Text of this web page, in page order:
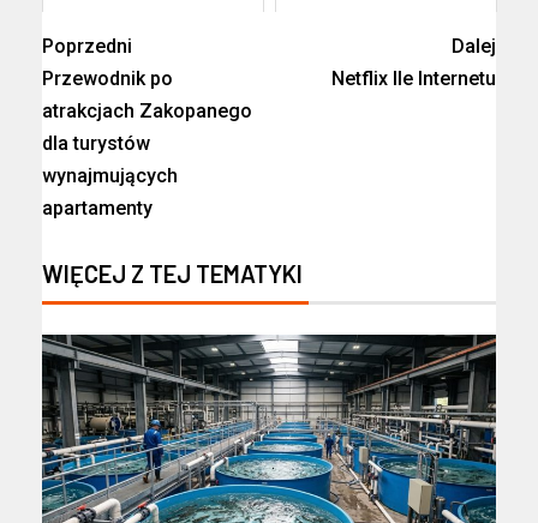
Poprzedni
Przewodnik po
atrakcjach Zakopanego
dla turystów
wynajmujących
apartamenty
Dalej
Netflix Ile Internetu
WIĘCEJ Z TEJ TEMATYKI